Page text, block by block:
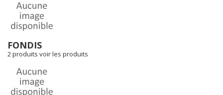
FONDIS
2 produits voir les produits